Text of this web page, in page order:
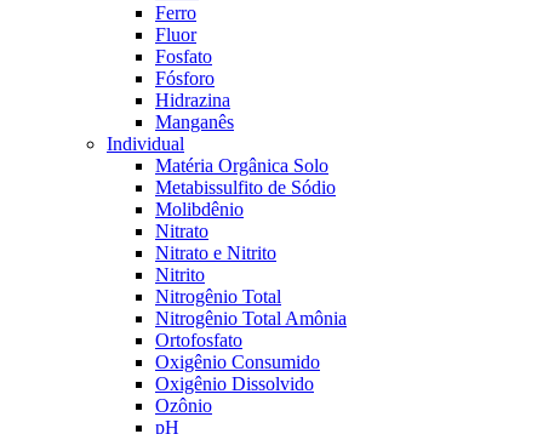
Ferro
Fluor
Fosfato
Fósforo
Hidrazina
Manganês
Individual
Matéria Orgânica Solo
Metabissulfito de Sódio
Molibdênio
Nitrato
Nitrato e Nitrito
Nitrito
Nitrogênio Total
Nitrogênio Total Amônia
Ortofosfato
Oxigênio Consumido
Oxigênio Dissolvido
Ozônio
pH